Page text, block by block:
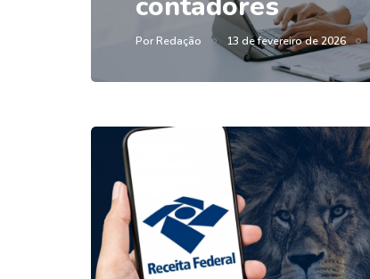
PorRedação 13 de fevereiro de 2026